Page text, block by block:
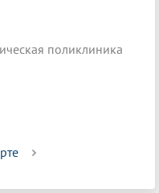
поликлиника